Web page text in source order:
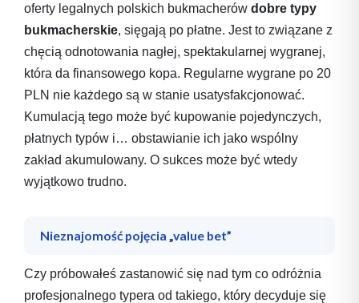
oferty legalnych polskich bukmacherów dobre typy
bukmacherskie, sięgają po płatne. Jest to związane z
chęcią odnotowania nagłej, spektakularnej wygranej,
która da finansowego kopa. Regularne wygrane po 20
PLN nie każdego są w stanie usatysfakcjonować.
Kumulacją tego może być kupowanie pojedynczych,
płatnych typów i… obstawianie ich jako wspólny
zakład akumulowany. O sukces może być wtedy
wyjątkowo trudno.
Nieznajomość pojęcia „value bet”
Czy próbowałeś zastanowić się nad tym co odróżnia
profesjonalnego typera od takiego, który decyduje się